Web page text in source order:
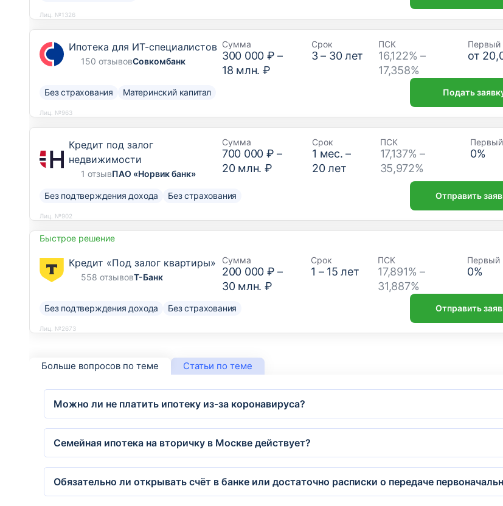
Лиц. №1326
Ипотека для ИТ-специалистов
150 отзывовСовкомбанк
Сумма
300 000 ₽ –
18 млн. ₽
Срок
3– 30лет
ПСК
16,122% –
17,358%
Первый
от
Без страхования Материнский капитал Подать
Лиц. №963
Кредит под залог
недвижимости
1 отзывПАО «Норвик банк»
Сумма
700 000 ₽ –
20 млн. ₽
Срок
1 мес. –
20лет
ПСК
17,137% –
35,972%
0%
Без подтверждения дохода Без страхования Отправить
Лиц. №902
Быстрое решение
Кредит «Под залог квартиры»
558 отзывовТ-Банк
Сумма
200 000 ₽ –
30 млн. ₽
Срок
1 – 15 лет
ПСК
17,891% –
31,887%
Первый
0%
Без подтверждения дохода Без страхования Отправить
Лиц. №2673
Больше вопросов по теме Статьи по теме
Можно ли не платить ипотеку из-за коронавируса?
Семейная ипотека на вторичку в Москве действует?
Обязательно ли открывать счёт в банке или достаточно расписки о передаче